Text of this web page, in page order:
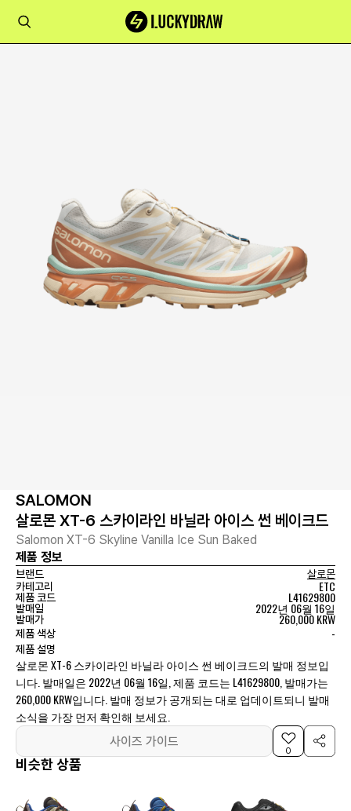
SALOMON
살로몬 XT-6 스카이라인 바닐라 아이스 썬 베이크드
Salomon XT-6 Skyline Vanilla Ice Sun Baked
제품 정보
브랜드
살로몬
카테고리
ETC
제품 코드 L41629800
발매일 2022년 06월 16일
발매가 260,000 KRW
제품 색상 -
제품 설명
살로몬 XT-6 스카이라인 바닐라 아이스 썬 베이크드의 발매 정보입
니다. 발매일은 2022년 06월 16일, 제품 코드는 L41629800, 발매가는
260,000 KRW입니다. 발매 정보가 공개되는 대로 업데이트되니 발매
소식을 가장 먼저 확인해 보세요.
사이즈 가이드
0
비슷한 상품